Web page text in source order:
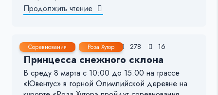
Продолжить чтение
Соревнования Роза Хутор
4 Мар, 2023 1-2 мин. 278 16
Принцесса снежного склона
В среду 8 марта с 10:00 до 15:00 на трассе
«Ювентус» в горной Олимпийской деревне на